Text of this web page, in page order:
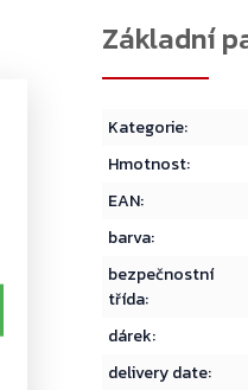
Kategorie:
Hmotnost:
EAN:
barva:
bezpečnostní
třída:
dárek:
delivery date: